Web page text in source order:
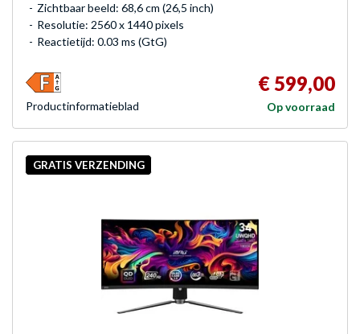
Zichtbaar beeld: 68,6 cm (26,5 inch)
Resolutie: 2560 x 1440 pixels
Reactietijd: 0.03 ms (GtG)
€ 599,00
Op voorraad
Product­informatieblad
GRATIS VERZENDING